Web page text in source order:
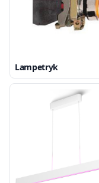
Lampetryk